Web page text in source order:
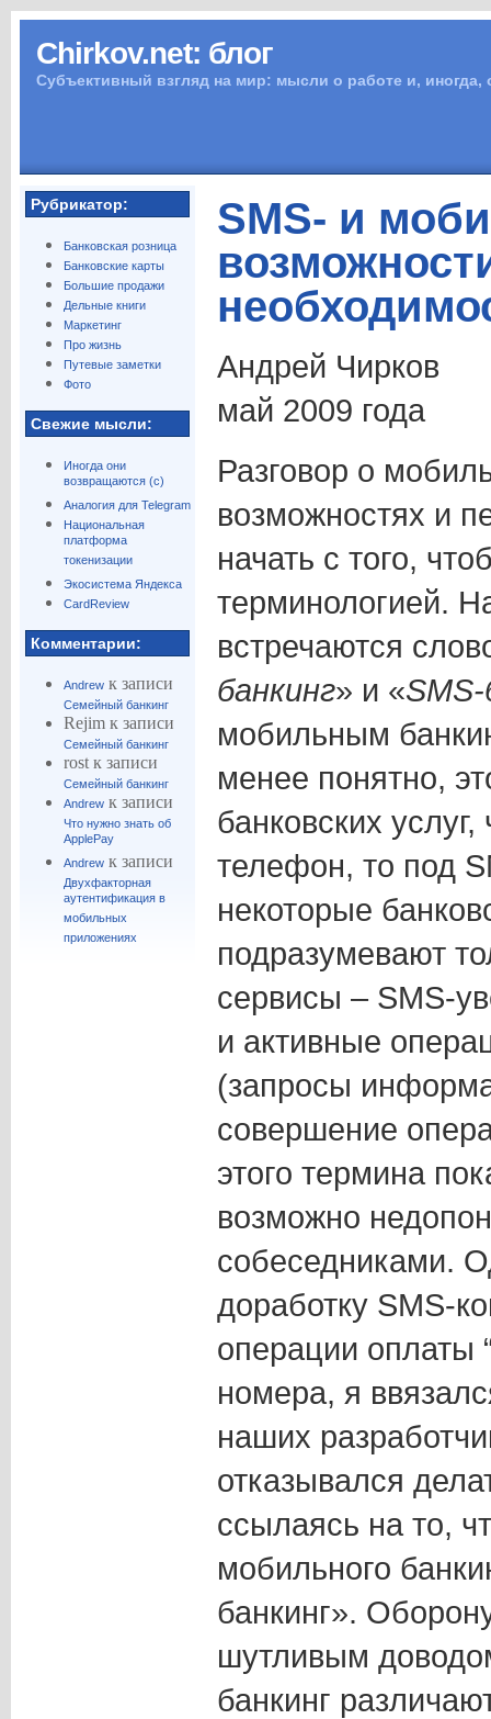
Chirkov.net: блог
Субъективный взгляд на мир: мысли о работе и,
Рубрикатор:
Банковская розница
Банковские карты
Большие продажи
Дельные книги
Маркетинг
Про жизнь
Путевые заметки
Фото
Свежие мысли:
Иногда они
возвращаются (с)
Аналогия для Telegram
Национальная
платформа
токенизации
Экосистема Яндекса
CardReview
Комментарии:
Andrewк записи
Семейный банкинг
Rejimк записи
Семейный банкинг
rostк записи
Семейный банкинг
Andrewк записи
Что нужно знать об
ApplePay
Andrewк записи
Двухфакторная
аутентификация в
мобильных
приложениях
SMS- и
Андрей Чирков
май 2009 года
Разговор о
возможностях и
начать с того,
терминологией.
встречаются
банкинг» и «
мобильным
менее понятно,
банковских
телефон, то под
некоторые
подразумевают
сервисы – SMS-
и активные
(запросы
совершение
этого термина
возможно
собеседниками.
доработку SMS-
операции оплаты
номера, я
наших
отказывался
ссылаясь на то,
мобильного
банкинг».
шутливым
банкинг